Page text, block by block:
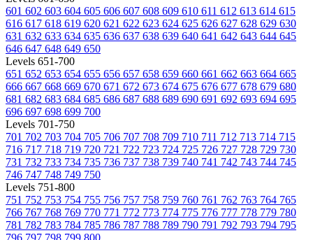
601 602 603 604 605 606 607 608 609 610 611 612 613 614 615
616 617 618 619 620 621 622 623 624 625 626 627 628 629 630
631 632 633 634 635 636 637 638 639 640 641 642 643 644 645
646 647 648 649 650
Levels 651-700
651 652 653 654 655 656 657 658 659 660 661 662 663 664 665
666 667 668 669 670 671 672 673 674 675 676 677 678 679 680
681 682 683 684 685 686 687 688 689 690 691 692 693 694 695
696 697 698 699 700
Levels 701-750
701 702 703 704 705 706 707 708 709 710 711 712 713 714 715
716 717 718 719 720 721 722 723 724 725 726 727 728 729 730
731 732 733 734 735 736 737 738 739 740 741 742 743 744 745
746 747 748 749 750
Levels 751-800
751 752 753 754 755 756 757 758 759 760 761 762 763 764 765
766 767 768 769 770 771 772 773 774 775 776 777 778 779 780
781 782 783 784 785 786 787 788 789 790 791 792 793 794 795
796 797 798 799 800